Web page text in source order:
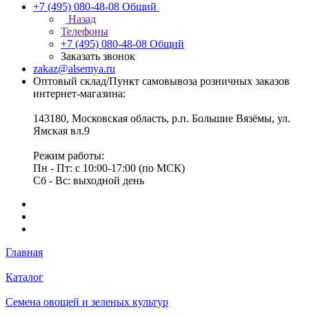
+7 (495) 080-48-08 Общий
Назад
Телефоны
+7 (495) 080-48-08 Общий
Заказать звонок
zakaz@alsemya.ru
Оптовый склад/Пункт самовывоза розничных заказов
интернет-магазина:
143180, Московская область, р.п. Большие Вязёмы, ул.
Ямская вл.9
Режим работы:
Пн - Пт: с 10:00-17:00 (по МСК)
Сб - Вс: выходной день
Главная
Каталог
Семена овощей и зеленых культур